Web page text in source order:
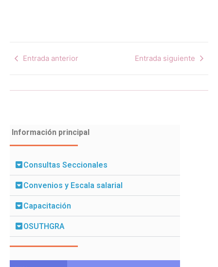
Entrada anterior Entrada siguiente
Información principal
Consultas Seccionales
Convenios y Escala salarial
Capacitación
OSUTHGRA